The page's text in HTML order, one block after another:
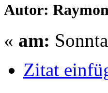
Autor:
« am:
Zitat